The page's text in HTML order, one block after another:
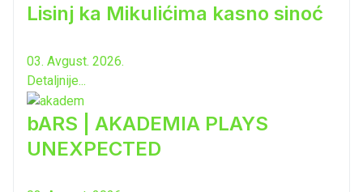
Lisinj ka Mikulićima kasno sinoć
03. Avgust. 2026.
Detaljnije...
bARS | AKADEMIA PLAYS
UNEXPECTED